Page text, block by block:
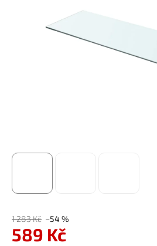
1 283 Kč –54 %
589 Kč